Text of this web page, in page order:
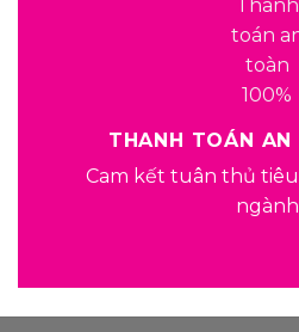
THANH TOÁN AN
Cam kết tuân thủ
ngành